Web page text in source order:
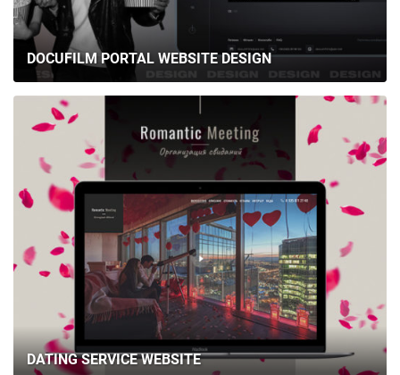
DOCUFILM PORTAL WEBSITE DESIGN
DATING SERVICE WEBSITE